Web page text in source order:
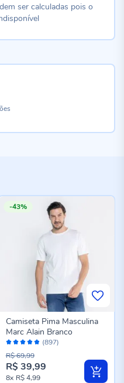
ser calculadas pois o
-43%
Avaliação:
96%
(897)
Camiseta Pima Masculina
Marc Alain Branco
R$ 39,99
R$ 69,99
8x R$ 4,99